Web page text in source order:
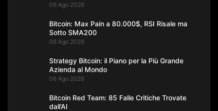
06 Ago 2026
Bitcoin: Max Pain a 80.000$, RSI Risale ma
Sotto SMA200
06 Ago 2026
Strategy Bitcoin: il Piano per la Più Grande
Azienda al Mondo
06 Ago 2026
Bitcoin Red Team: 85 Falle Critiche Trovate
dall’AI